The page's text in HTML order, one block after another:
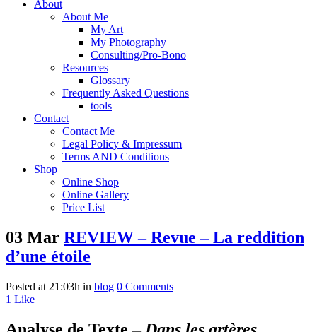
About
About Me
My Art
My Photography
Consulting/Pro-Bono
Resources
Glossary
Frequently Asked Questions
tools
Contact
Contact Me
Legal Policy & Impressum
Terms AND Conditions
Shop
Online Shop
Online Gallery
Price List
03 Mar REVIEW – Revue – La reddition
d’une étoile
Posted at 21:03h in blog 0 Comments
1 Like